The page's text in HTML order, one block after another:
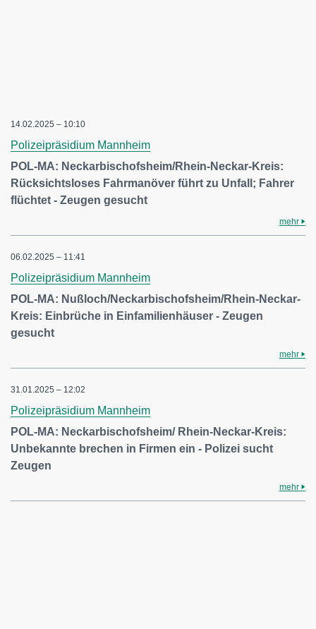
14.02.2025 – 10:10
Polizeipräsidium Mannheim
POL-MA: Neckarbischofsheim/Rhein-Neckar-Kreis:
Rücksichtsloses Fahrmanöver führt zu Unfall; Fahrer
flüchtet - Zeugen gesucht
mehr
06.02.2025 – 11:41
Polizeipräsidium Mannheim
POL-MA: Nußloch/Neckarbischofsheim/Rhein-Neckar-
Kreis: Einbrüche in Einfamilienhäuser - Zeugen
gesucht
mehr
31.01.2025 – 12:02
Polizeipräsidium Mannheim
POL-MA: Neckarbischofsheim/ Rhein-Neckar-Kreis:
Unbekannte brechen in Firmen ein - Polizei sucht
Zeugen
mehr